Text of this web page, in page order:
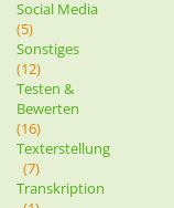
Social Media
(5)
Sonstiges
(12)
Testen &
Bewerten
(16)
Texterstellung
(7)
Transkription